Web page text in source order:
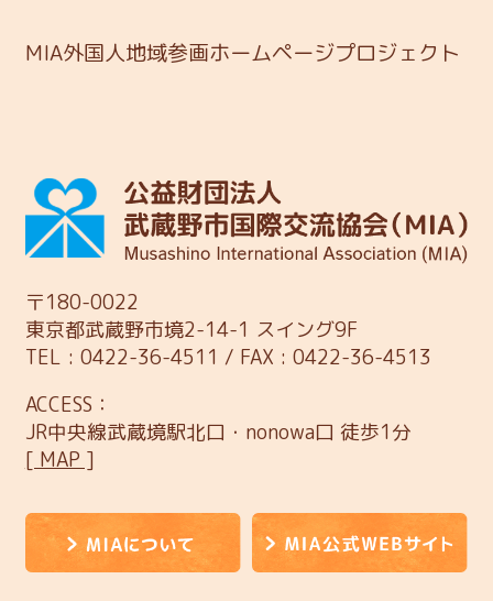
MIA外国人地域参画ホームページプロジェクト
〒180-0022
東京都武蔵野市境2-14-1 スイング9F
TEL : 0422-36-4511 / FAX : 0422-36-4513
ACCESS：
JR中央線武蔵境駅北口・nonowa口 徒歩1分
[ MAP ]